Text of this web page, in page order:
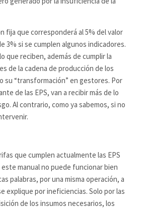
fija que corresponderá al 5% del valor
3% si se cumplen algunos indicadores.
que reciben, además de cumplir la
de la cadena de producción de los
su “transformación” en gestores. Por
de las EPS, van a recibir más de lo
Al contrario, como ya sabemos, si no
que cumplen actualmente las EPS
este manual no puede funcionar bien
palabras, por una misma operación, a
explique por ineficiencias. Solo por las
de los insumos necesarios, los